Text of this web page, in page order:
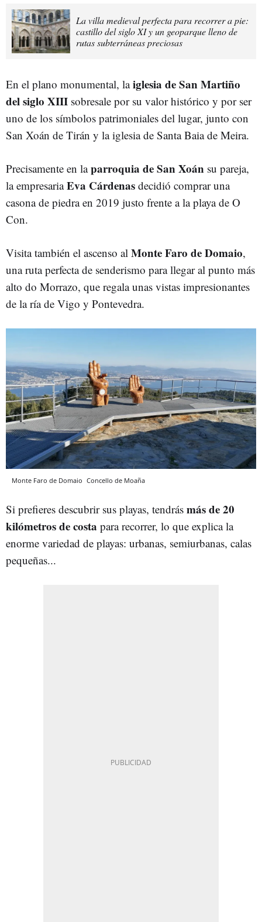
La villa medieval perfecta para recorrer a pie:
castillo del siglo XI y un geoparque lleno de
rutas subterráneas preciosas
En el plano monumental, laiglesia de San Martiño
del siglo XIII sobresale por su valor histórico y por ser
uno de los símbolos patrimoniales del lugar, junto con
San Xoán de Tirán y la iglesia de Santa Baia de Meira.
Precisamente en laparroquia de San Xoán su pareja,
la empresariaEva Cárdenas decidió comprar una
casona de piedra en 2019 justo frente a la playa de O
Con.
Visita también el ascenso al Monte Faro de Domaio,
una ruta perfecta de senderismo para llegar al punto más
alto do Morrazo, que regala unas vistas impresionantes
de la ría de Vigo y Pontevedra.
Monte Faro de Domaio Concello de Moaña
Si prefieres descubrir sus playas, tendrás más de 20
kilómetros de costa para recorrer, lo que explica la
enorme variedad de playas: urbanas, semiurbanas, calas
pequeñas...